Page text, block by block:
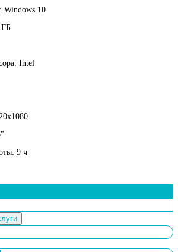
Windows 10
ГБ
Intel
9 ч